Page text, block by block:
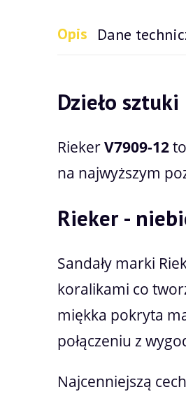
Opis Dane
Dzieło sztuki
RiekerV7909-12
na najwyższym
Rieker -
Sandały marki
koralikami co
miękka pokryta
połączeniu z
Najcenniejszą